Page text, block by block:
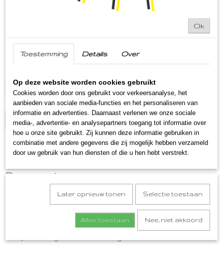
€ 3,50 (inclusief btw 9%)
Op voorraad - Levertijd binnen 1 a 2 werkdagen
IN WINKELWAGEN
Omschrijving
Boerenmix
Deze boerenmix is een heerlijke gezouten notenmix van
pinda's en vliespinda's met hartige kruiden. Kortom "ein
Probeer ook eens een van onze andere gebrande noten
mixen zoals suikerpinda's, huismix, beetje stoer en een
Ok
Toestemming Details Over
Op deze website worden cookies gebruikt
Cookies worden door ons gebruikt voor verkeersanalyse, het
aanbieden van sociale media-functies en het personaliseren van
informatie en advertenties. Daarnaast verlenen we onze sociale
media-, advertentie- en analysepartners toegang tot informatie over
hoe u onze site gebruikt. Zij kunnen deze informatie gebruiken in
combinatie met andere gegevens die zij mogelijk hebben verzameld
door uw gebruik van hun diensten of die u hen hebt verstrekt.
Later opnieuw tonen Selectie toestaan
Alles toestaan Nee, niet akkoord